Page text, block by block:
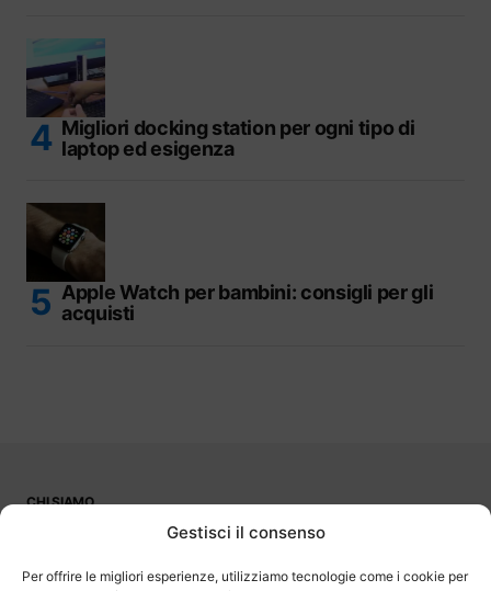
Gestisci il consenso
Per offrire le migliori esperienze, utilizziamo tecnologie come i cookie per
Migliori docking station per ogni tipo di
laptop ed esigenza
Apple Watch per bambini: consigli per gli
acquisti
CHI SIAMO